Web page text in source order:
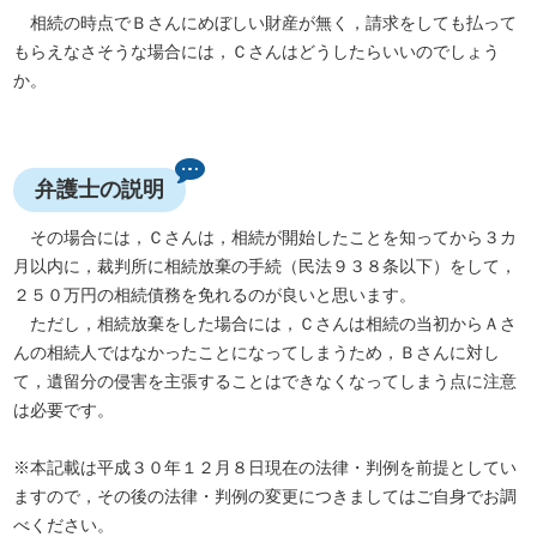
相続の時点でＢさんにめぼしい財産が無く，請求をしても払って
もらえなさそうな場合には，Ｃさんはどうしたらいいのでしょう
か。
弁護士の説明
その場合には，Ｃさんは，相続が開始したことを知ってから３カ
月以内に，裁判所に相続放棄の手続（民法９３８条以下）をして，
２５０万円の相続債務を免れるのが良いと思います。
ただし，相続放棄をした場合には，Ｃさんは相続の当初からＡさ
んの相続人ではなかったことになってしまうため，Ｂさんに対し
て，遺留分の侵害を主張することはできなくなってしまう点に注意
は必要です。
※本記載は平成３０年１２月８日現在の法律・判例を前提としてい
ますので，その後の法律・判例の変更につきましてはご自身でお調
べください。